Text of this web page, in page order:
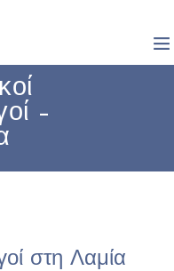
–
στη Λαμία